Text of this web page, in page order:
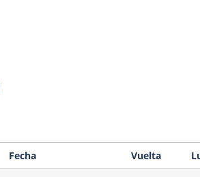
Fecha Vuelta